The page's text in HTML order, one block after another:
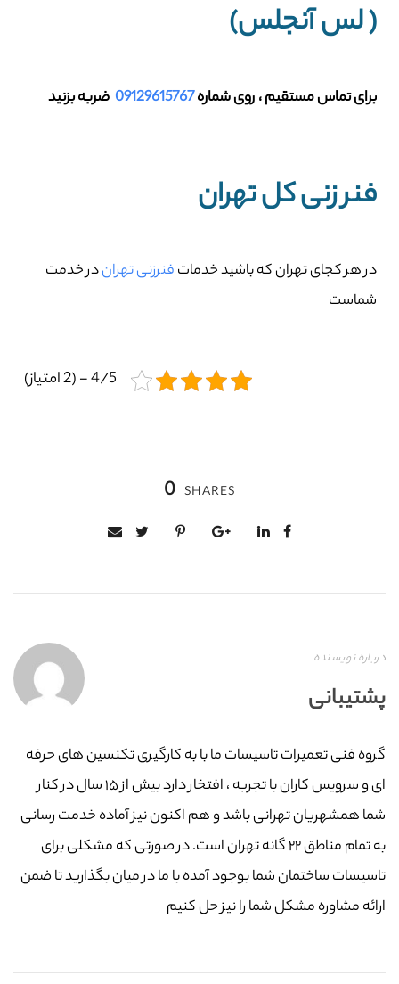
( لس آنجلس)
برای تماس مستقیم ، روی شماره09129615767 ضربه بزنید
فنر زنی کل تهران
در هر کجای تهران که باشید خدماتفنرزنی تهراندر خدمت
شماست
4/5 - (2 امتیاز)
0 SHARES
درباره نویسنده
پشتیبانی
گروه فنی تعمیرات تاسیسات ما با به‌ کارگیری تکنسین های حرفه
ای و سرویس کاران با تجربه ، افتخار دارد بیش از ۱۵ سال در کنار
شما همشهریان تهرانی باشد و هم اکنون نیز آماده خدمت رسانی
به تمام مناطق ۲۲ گانه تهران است. در صورتی که مشکلی برای
تاسیسات ساختمان شما بوجود آمده با ما در میان بگذارید تا ضمن
ارائه مشاوره مشکل شما را نیز حل کنیم